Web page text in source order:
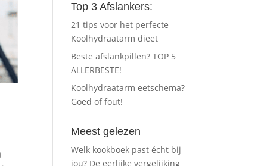
Top 3 Afslankers:
21 tips voor het perfecte
Koolhydraatarm dieet
Beste afslankpillen? TOP 5
ALLERBESTE!
Koolhydraatarm eetschema?
Goed of fout!
Meest gelezen
Welk kookboek past écht bij
jou? De eerlijke vergelijking